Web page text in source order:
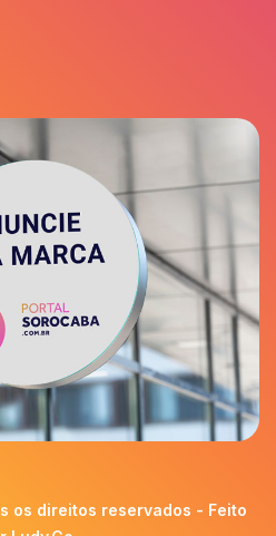
os direitos reservados - Feito